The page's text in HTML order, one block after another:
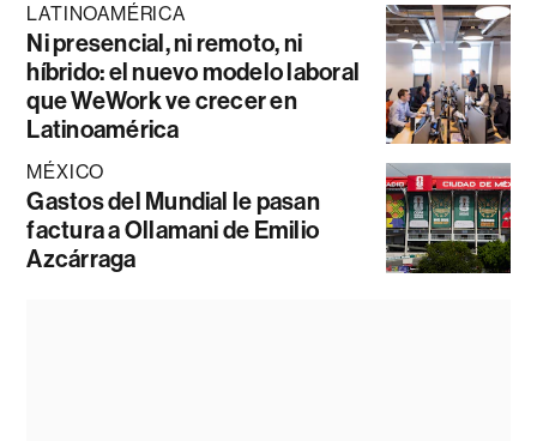
LATINOAMÉRICA
Ni presencial, ni remoto, ni
híbrido: el nuevo modelo laboral
que WeWork ve crecer en
Latinoamérica
MÉXICO
Gastos del Mundial le pasan
factura a Ollamani de Emilio
Azcárraga